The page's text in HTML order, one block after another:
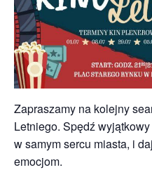
Zapraszamy na kolejny
Letniego. Spędź
w samym sercu miasta, i
emocjom.